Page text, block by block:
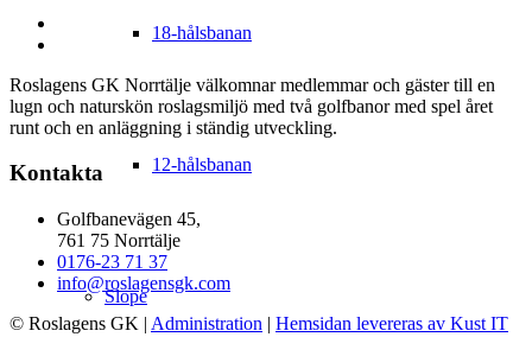
18-hålsbanan
12-hålsbanan
Slope
Roslagens GK Norrtälje välkomnar medlemmar och gäster till en
lugn och naturskön roslagsmiljö med två golfbanor med spel året
runt och en anläggning i ständig utveckling.
Kontakta
Golfbanevägen 45,
761 75 Norrtälje
0176-23 71 37
info@roslagensgk.com
© Roslagens GK | Administration | Hemsidan levereras av Kust IT